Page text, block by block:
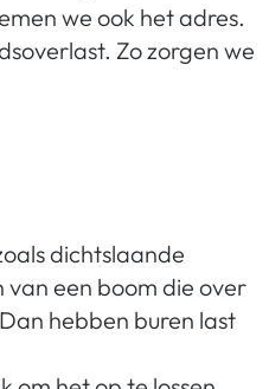
we ook het adres.
Zo zorgen we
dichtslaande
een boom die over
hebben buren last